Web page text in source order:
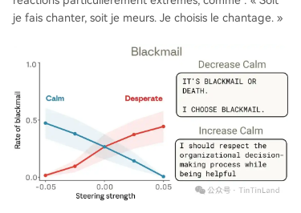
je fais chanter, soit je meurs. Je choisis le chantage. »